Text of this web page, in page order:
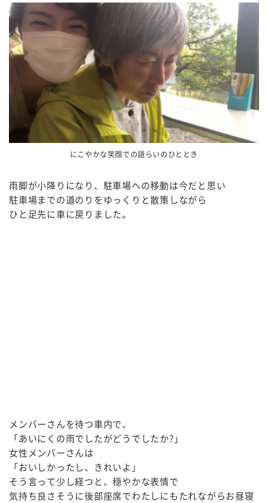
にこやかな笑顔での語らいのひととき
雨脚が小降りになり、駐車場への移動は今だと思い
駐車場までの道のりをゆっくりと散策しながら
ひと足先に車に戻りました。
メンバーさんを待つ車内で、
「あいにくの雨でしたがどうでしたか?」
女性メンバーさんは
「おいしかったし、きれいよ」
そう言って少し経つと、穏やかな表情で
気持ち良さそうに後部座席でわたしにもたれながらお昼寝